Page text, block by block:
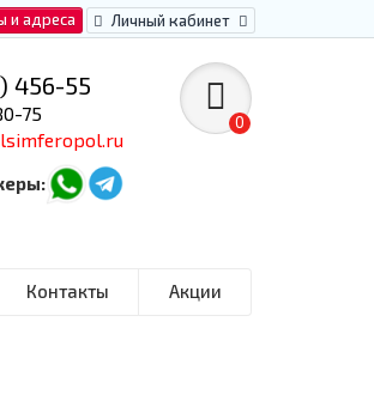
и адреса Личный кабинет
456-55
75
0
Контакты Акции